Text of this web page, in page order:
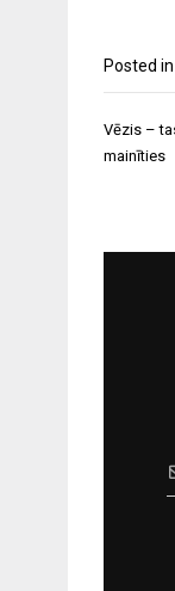
Posted in
Ziņu
izvēlne
Vēzis –
mainīties